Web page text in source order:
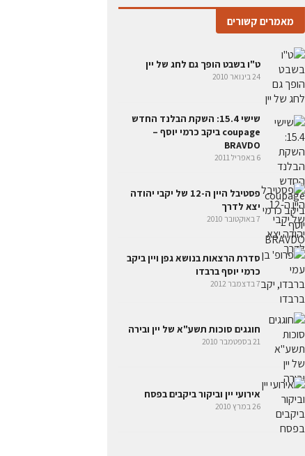
מאמרים קשורים
ט"ו בשבט הופך גם לחג של יין
24 בינואר 2010
שישי 15.4: השקת הבלנד החדש
coupage ביקב כרמי יוסף –
BRAVDO
6 באפריל 2011
פסטיבל היין ה-12 של יקבי יהודה
יצא לדרך
7 באוקטובר 2010
סדרת הרצאות בנושא גפן ויין ביקב
כרמי יוסף ברבדו
7 בדצמבר 2012
חוגגים סוכות תשע"א של יין ובירה
21 בספטמבר 2010
אירועי יין וביקור ביקבים בפסח
26 במרץ 2010